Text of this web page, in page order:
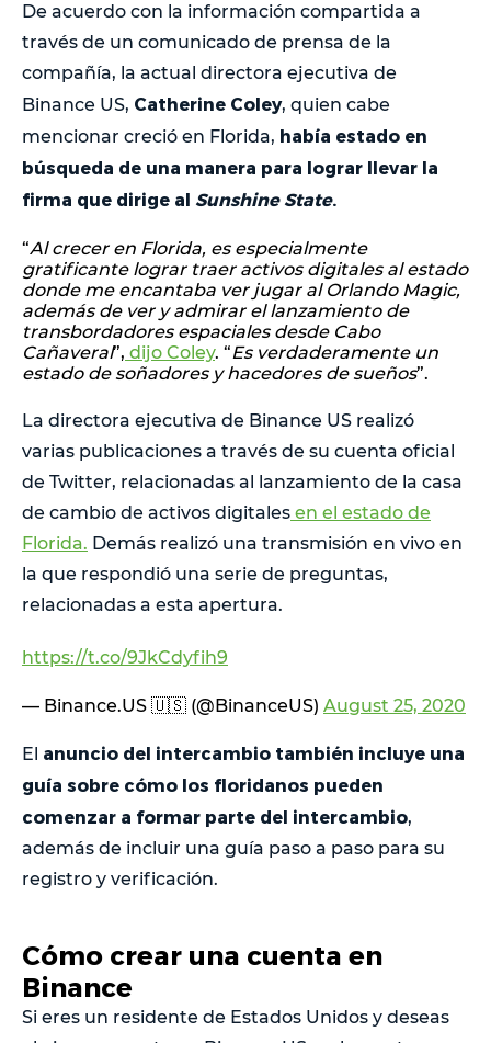
De acuerdo con la información compartida a
través de un comunicado de prensa de la
compañía, la actual directora ejecutiva de
Binance US, Catherine Coley, quien cabe
mencionar creció en Florida, había estado en
búsqueda de una manera para lograr llevar la
firma que dirige al Sunshine State.
“Al crecer en Florida, es especialmente
gratificante lograr traer activos digitales al estado
donde me encantaba ver jugar al Orlando Magic,
además de ver y admirar el lanzamiento de
transbordadores espaciales desde Cabo
Cañaveral”, dijo Coley. “Es verdaderamente un
estado de soñadores y hacedores de sueños”.
La directora ejecutiva de Binance US realizó
varias publicaciones a través de su cuenta oficial
de Twitter, relacionadas al lanzamiento de la casa
de cambio de activos digitales en el estado de
Florida. Demás realizó una transmisión en vivo en
la que respondió una serie de preguntas,
relacionadas a esta apertura.
https://t.co/9JkCdyfih9
— Binance.US 🇺🇸 (@BinanceUS) August 25, 2020
El anuncio del intercambio también incluye una
guía sobre cómo los floridanos pueden
comenzar a formar parte del intercambio,
además de incluir una guía paso a paso para su
registro y verificación.
Cómo crear una cuenta en
Binance
Si eres un residente de Estados Unidos y deseas